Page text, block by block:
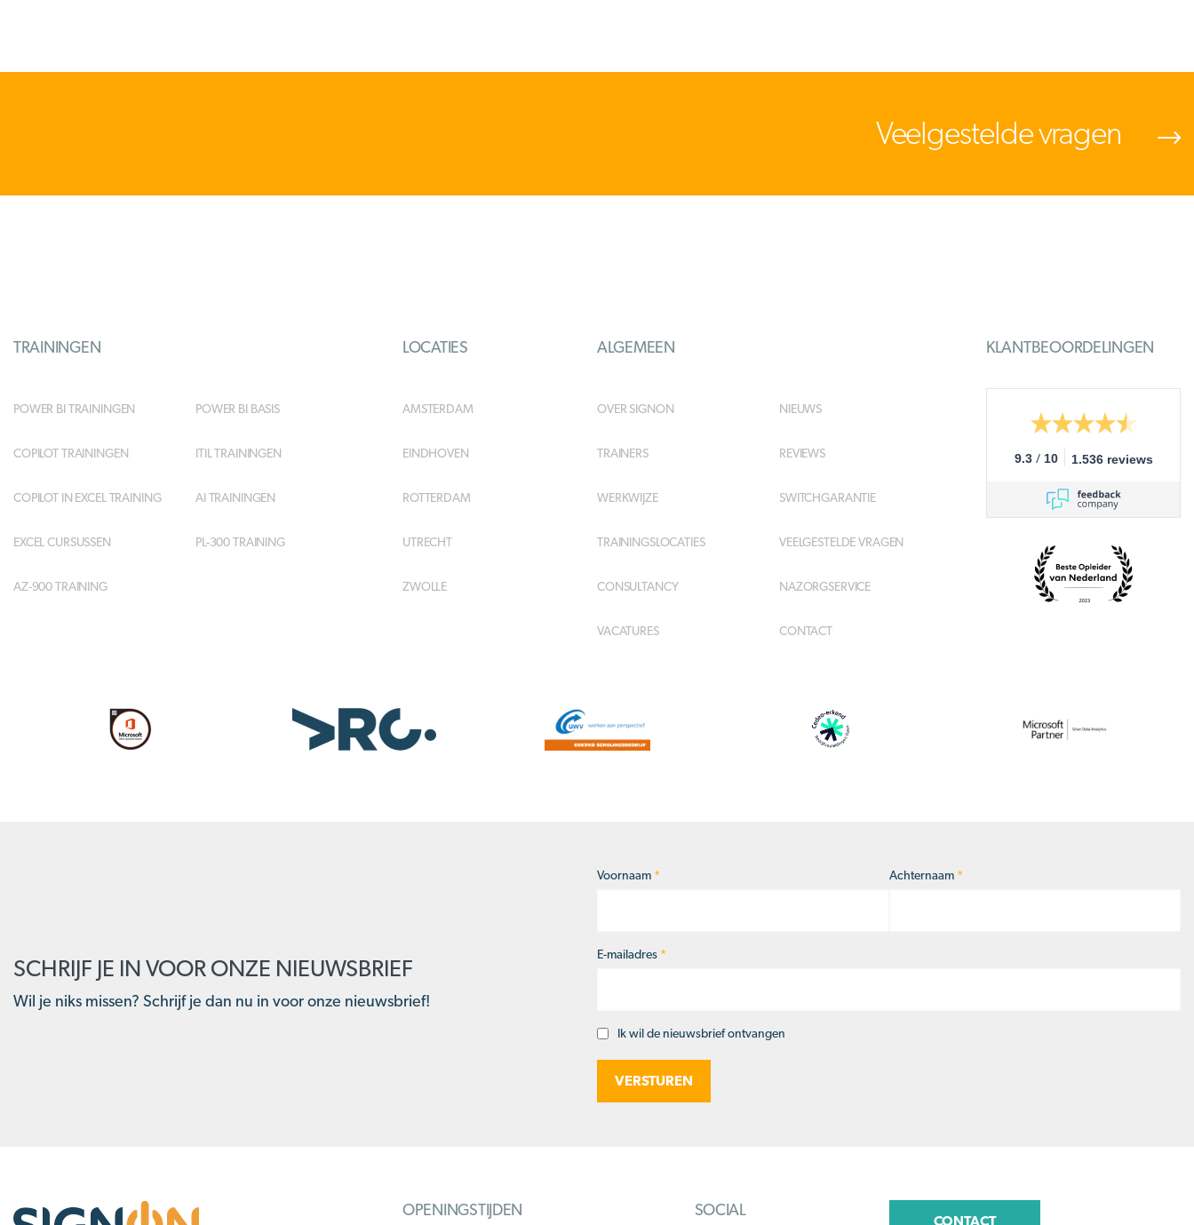
Veelgestelde vragen
TRAININGEN
POWER BI TRAININGEN POWER BI BASIS
COPILOT TRAININGEN ITIL TRAININGEN
COPILOT IN EXCEL TRAINING AI TRAININGEN
EXCEL CURSUSSEN PL-300 TRAINING
AZ-900 TRAINING
LOCATIES
AMSTERDAM
EINDHOVEN
ROTTERDAM
UTRECHT
ZWOLLE
ALGEMEEN
OVER SIGNON NIEUWS
TRAINERS REVIEWS
WERKWIJZE SWITCHGARANTIE
TRAININGSLOCATIES VEELGESTELDE VRAGEN
CONSULTANCY NAZORGSERVICE
VACATURES CONTACT
KLANTBEOORDELINGEN
9.3 / 10 1.536 reviews
SCHRIJF JE IN VOOR ONZE NIEUWSBRIEF
Wil je niks missen? Schrijf je dan nu in voor onze nieuwsbrief!
Naam*
Voornaam * Achternaam *
E-mailadres *
Opt-Ik wil de nieuwsbrief ontvangen
OPENINGSTIJDEN SOCIAL
CONTACT